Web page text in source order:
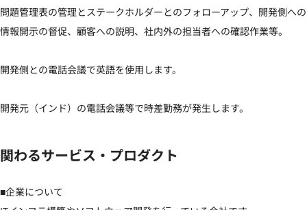
問題管理表の管理とステークホルダーとのフォローアップ、開発側への
情報開示の督促、顧客への説明、社内外の担当者への確認作業等。
開発側との電話会議で英語を使用します。
開発元（インド）の電話会議等で時差勤務が発生します。
関わるサービス・プロダクト
■企業について